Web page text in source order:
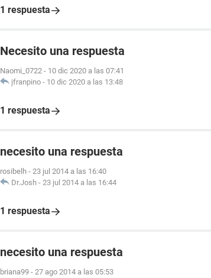
1 respuesta
Necesito una respuesta
Naomi_0722 - 10 dic 2020 a las 07:41
jfranpino - 10 dic 2020 a las 13:48
1 respuesta
necesito una respuesta
rosibelh - 23 jul 2014 a las 16:40
Dr.Josh - 23 jul 2014 a las 16:44
1 respuesta
necesito una respuesta
briana99 - 27 ago 2014 a las 05:53